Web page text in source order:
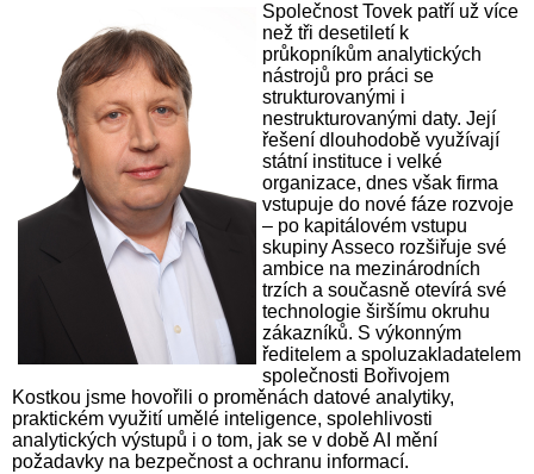
Společnost Tovek patří už více
než tři desetiletí k
průkopníkům analytických
nástrojů pro práci se
strukturovanými i
nestrukturovanými daty. Její
řešení dlouhodobě využívají
státní instituce i velké
organizace, dnes však firma
vstupuje do nové fáze rozvoje
– po kapitálovém vstupu
skupiny Asseco rozšiřuje své
ambice na mezinárodních
trzích a současně otevírá své
technologie širšímu okruhu
zákazníků. S výkonným
ředitelem a spoluzakladatelem
společnosti Bořivojem
Kostkou jsme hovořili o proměnách datové analytiky,
praktickém využití umělé inteligence, spolehlivosti
analytických výstupů i o tom, jak se v době AI mění
požadavky na bezpečnost a ochranu informací.